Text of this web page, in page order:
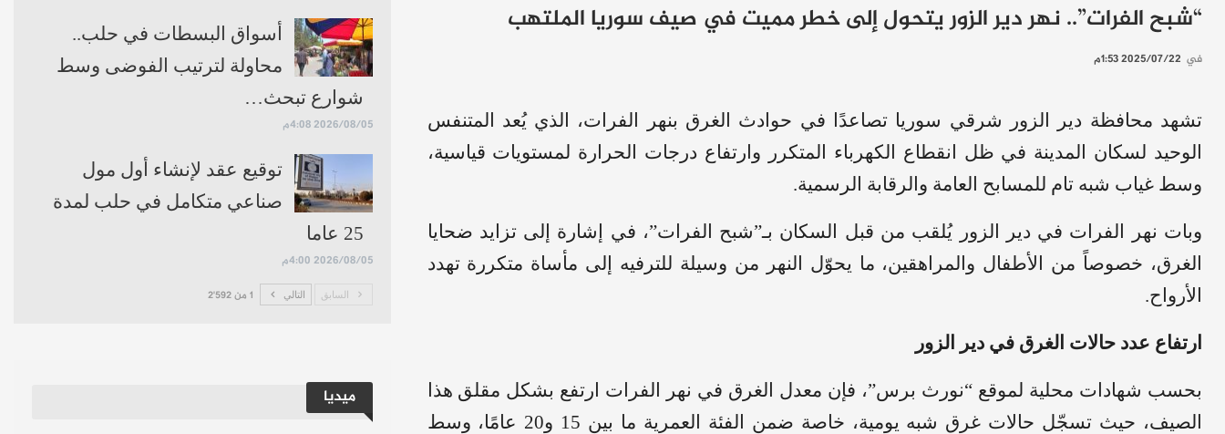
“شبح الفرات”.. نهر دير الزور يتحول إلى خطر مميت في صيف سوريا الملتهب
في 2025/07/22 1:53م
تشهد محافظة دير الزور شرقي سوريا تصاعدًا في حوادث الغرق بنهر الفرات، الذي يُعد المتنفس
الوحيد لسكان المدينة في ظل انقطاع الكهرباء المتكرر وارتفاع درجات الحرارة لمستويات قياسية،
وسط غياب شبه تام للمسابح العامة والرقابة الرسمية.
وبات نهر الفرات في دير الزور يُلقب من قبل السكان بـ”شبح الفرات”، في إشارة إلى تزايد ضحايا
الغرق، خصوصاً من الأطفال والمراهقين، ما يحوّل النهر من وسيلة للترفيه إلى مأساة متكررة تهدد
الأرواح.
ارتفاع عدد حالات الغرق في دير الزور
بحسب شهادات محلية لموقع “نورث برس”، فإن معدل الغرق في نهر الفرات ارتفع بشكل مقلق هذا
الصيف، حيث تسجّل حالات غرق شبه يومية، خاصة ضمن الفئة العمرية ما بين 15 و
20 عامًا، وسط
أسواق البسطات في حلب..
محاولة لترتيب الفوضى وسط
شوارع تبحث…
2026/08/05 4:08م
توقيع عقد لإنشاء أول مول
صناعي متكامل في حلب لمدة
25 عاما
2026/08/05 4:00م
السابق التالي 1 من 2٬592
ميديا